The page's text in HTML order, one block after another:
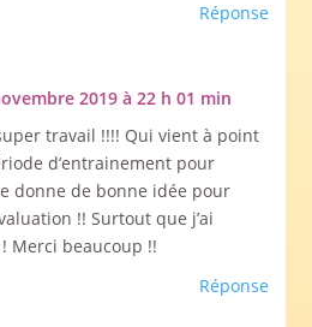
Réponse
2019 à 22 h 01 min
travail !!!! Qui vient à point
d’entrainement pour
donne de bonne idée pour
!! Surtout que j’ai
Merci beaucoup !!
Réponse